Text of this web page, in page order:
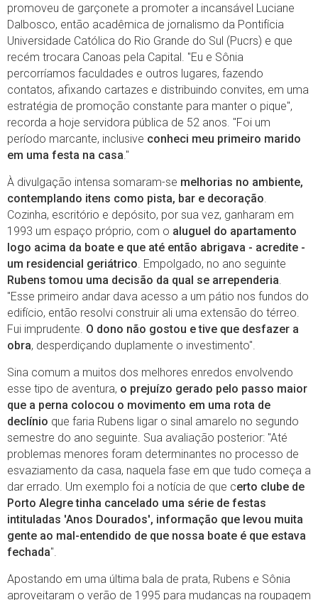
promoveu de garçonete a promoter a incansável Luciane
Dalbosco, então acadêmica de jornalismo da Pontifícia
Universidade Católica do Rio Grande do Sul (Pucrs) e que
recém trocara Canoas pela Capital. "Eu e Sônia
percorríamos faculdades e outros lugares, fazendo
contatos, afixando cartazes e distribuindo convites, em uma
estratégia de promoção constante para manter o pique",
recorda a hoje servidora pública de 52 anos. "Foi um
período marcante, inclusive conheci meu primeiro marido
em uma festa na casa ."
À divulgação intensa somaram-se melhorias no ambiente,
contemplando itens como pista, bar e decoração
Cozinha, escritório e depósito, por sua vez, ganharam em
1993 um espaço próprio, com o aluguel do apartamento
logo acima da boate e que até então abrigava - acredite -
um residencial geriátrico . Empolgado, no ano seguinte
Rubens tomou uma decisão da qual se arrependeria
"Esse primeiro andar dava acesso a um pátio nos fundos do
edifício, então resolvi construir ali uma extensão do térreo.
Fui imprudente. O dono não gostou e tive que desfazer a
obra, desperdiçando duplamente o investimento".
Sina comum a muitos dos melhores enredos envolvendo
esse tipo de aventura, o prejuízo gerado pelo passo maior
que a perna colocou o movimento em uma rota de
declínio que faria Rubens ligar o sinal amarelo no segundo
semestre do ano seguinte. Sua avaliação posterior: "Até
problemas menores foram determinantes no processo de
esvaziamento da casa, naquela fase em que tudo começa a
dar errado. Um exemplo foi a notícia de que certo clube de
Porto Alegre tinha cancelado uma série de festas
intituladas 'Anos Dourados', informação que levou muita
gente ao mal-entendido de que nossa boate é que estava
fechada".
Apostando em uma última bala de prata, Rubens e Sônia
aproveitaram o verão de 1995 para mudanças na roupagem